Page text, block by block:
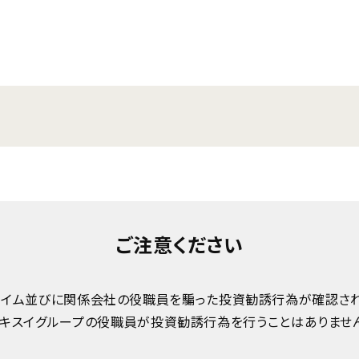
ご注意ください
ム並びに関係会社の役職員を騙った投資勧誘行為が確認さ
スイグループの役職員が投資勧誘行為を行うことはありませ